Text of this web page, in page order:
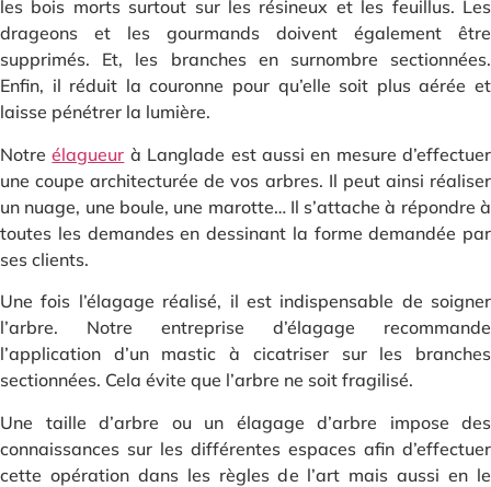
les bois morts surtout sur les résineux et les feuillus. Les
drageons et les gourmands doivent également être
supprimés. Et, les branches en surnombre sectionnées.
Enfin, il réduit la couronne pour qu’elle soit plus aérée et
laisse pénétrer la lumière.
Notreélagueur à Langlade est aussi en mesure d’effectuer
une coupe architecturée de vos arbres. Il peut ainsi réaliser
un nuage, une boule, une marotte… Il s’attache à répondre à
toutes les demandes en dessinant la forme demandée par
ses clients.
Une fois l’élagage réalisé, il est indispensable de soigner
l’arbre. Notre entreprise d’élagage recommande
l’application d’un mastic à cicatriser sur les branches
sectionnées. Cela évite que l’arbre ne soit fragilisé.
Une taille d’arbre ou un élagage d’arbre impose des
connaissances sur les différentes espaces afin d’effectuer
cette opération dans les règles de l’art mais aussi en le